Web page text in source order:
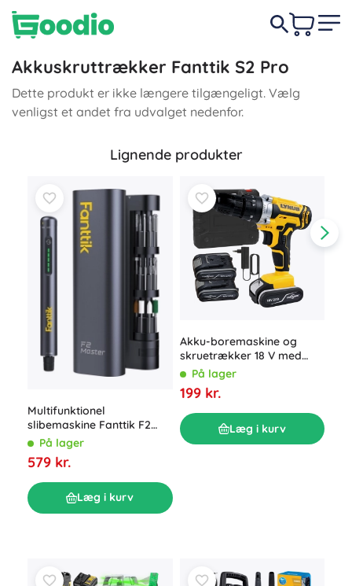
Akkuskruttrækker Fanttik S2 Pro
Dette produkt er ikke længere tilgængeligt. Vælg
venligst et andet fra udvalget nedenfor.
Lignende produkter
Multifunktionel
slibemaskine Fanttik F2
Master
På lager
579 kr.
Læg i kurv
Akku-boremaskine og
skruetrækker 18 V med
LED, kuffert og 2× batteri 2
På lager
199 kr.
Læg i kurv